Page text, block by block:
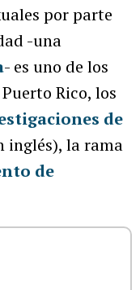
por parte
-una
- es uno de los
Rico, los
de
inglés), la rama
de